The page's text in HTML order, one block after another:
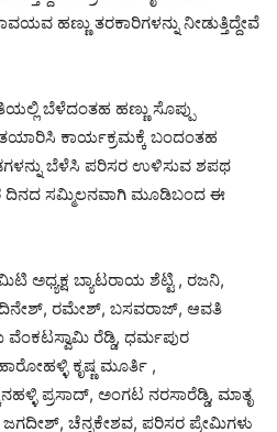
ಹಣ್ಣು ತರಕಾರಿಗಳನ್ನು ನೀಡುತ್ತಿದ್ದೇವೆ
ಬೆಳೆದಂತಹ ಹಣ್ಣು ಸೊಪ್ಪು
ಕಾರ್ಯಕ್ರಮಕ್ಕೆ ಬಂದಂತಹ
ಬೆಳೆಸಿ ಪರಿಸರ ಉಳಿಸುವ ಶಪಥ
ದಿನದ ಸಮ್ಮಿಲನವಾಗಿ ಮೂಡಿಬಂದ ಈ
ಅಧ್ಯಕ್ಷ ಬ್ಯಾಟರಾಯ ಶೆಟ್ಟಿ , ರಜನಿ,
ರಮೇಶ್, ಬಸವರಾಜ್, ಆವತಿ
ರೆಡ್ಡಿ, ಧರ್ಮಪುರ
ಕೃಷ್ಣ ಮೂರ್ತಿ ,
ಪ್ರಸಾದ್, ಅಂಗಟ ನರಸಾರೆಡ್ಡಿ, ಮಾತೃ
ಚೆನ್ನಕೇಶವ, ಪರಿಸರ ಪ್ರೇಮಿಗಳು